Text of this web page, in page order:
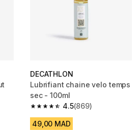
reviews
DECATHLON
Lubrifiant chaine velo temps
sec - 100ml
4.5
4.5 out of 5 stars from 869
(869)
49,00 MAD